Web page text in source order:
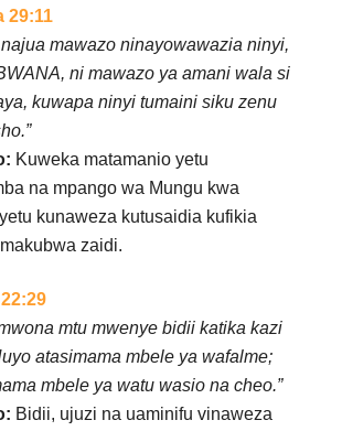
29:11
najua mawazo ninayowawazia ninyi,
ni mawazo ya amani wala si
kuwapa ninyi tumaini siku zenu
Kuweka matamanio yetu
na mpango wa Mungu kwa
kunaweza kutusaidia kufikia
zaidi.
mtu mwenye bidii katika kazi
atasimama mbele ya wafalme;
mbele ya watu wasio na cheo.”
Bidii, ujuzi na uaminifu vinaweza